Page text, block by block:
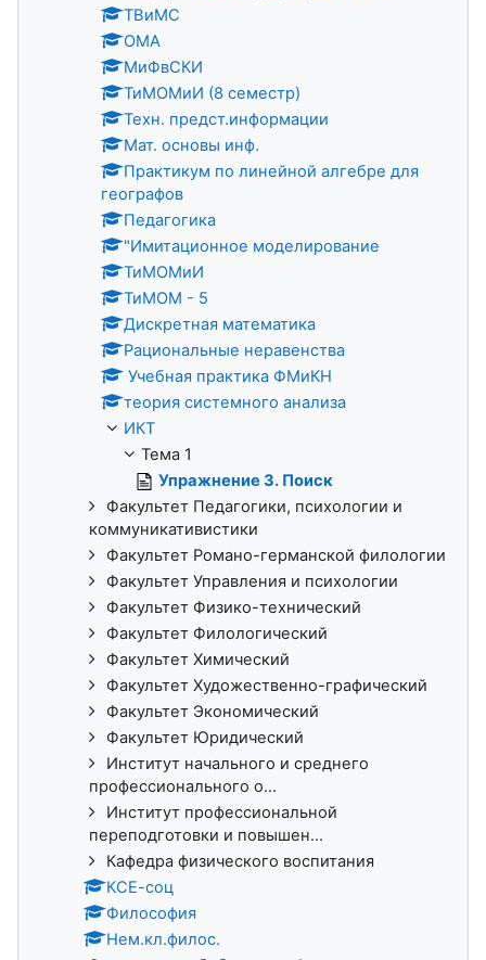
ТВиМС
ОМА
МиФвСКИ
ТиМОМиИ (8 семестр)
Техн. предст.информации
Мат. основы инф.
Практикум по линейной алгебре для
географов
Педагогика
"Имитационное моделирование
ТиМОМиИ
ТиМОМ - 5
Дискретная математика
Рациональные неравенства
Учебная практика ФМиКН
теория системного анализа
ИКТ
Тема 1
Упражнение 3. Поиск
Факультет Педагогики, психологии и
коммуникативистики
Факультет Романо-германской филологии
Факультет Управления и психологии
Факультет Физико-технический
Факультет Филологический
Факультет Химический
Факультет Художественно-графический
Факультет Экономический
Факультет Юридический
Институт начального и среднего
профессионального о...
Институт профессиональной
переподготовки и повышен...
Кафедра физического воспитания
КСЕ-соц
Философия
Нем.кл.филос.